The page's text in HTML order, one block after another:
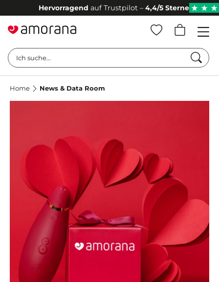
Trustpilot –4,4/5 Sterne ★ ★ ★ ★ ★ bei 1.4k
Ich suche...
Home News & Data Room